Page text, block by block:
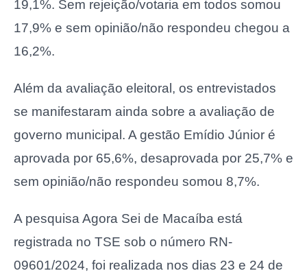
19,1%. Sem rejeição/votaria em todos somou
17,9% e sem opinião/não respondeu chegou a
16,2%.
Além da avaliação eleitoral, os entrevistados
se manifestaram ainda sobre a avaliação de
governo municipal. A gestão Emídio Júnior é
aprovada por 65,6%, desaprovada por 25,7% e
sem opinião/não respondeu somou 8,7%.
A pesquisa Agora Sei de Macaíba está
registrada no TSE sob o número RN-
09601/2024, foi realizada nos dias 23 e 24 de